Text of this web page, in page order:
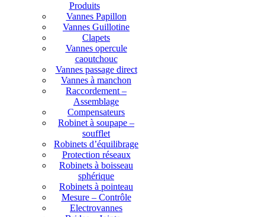
Produits
Vannes Papillon
Vannes Guillotine
Clapets
Vannes opercule
caoutchouc
Vannes passage direct
Vannes à manchon
Raccordement –
Assemblage
Compensateurs
Robinet à soupape –
soufflet
Robinets d’équilibrage
Protection réseaux
Robinets à boisseau
sphérique
Robinets à pointeau
Mesure – Contrôle
Electrovannes